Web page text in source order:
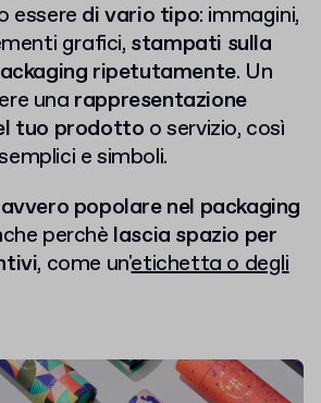
essere di vario tipo: immagini,
grafici, stampati sulla
ripetutamente. Un
una rappresentazione
tuo prodotto o servizio, così
e simboli.
popolare nel packaging
perchè lascia spazio per
, come un'etichetta o degli